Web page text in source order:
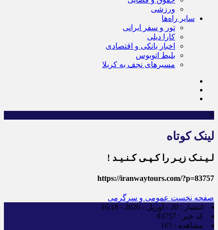
ورزشی
سایر راه‌ها
تور و سفر ایرانی
کارا دیلی
اخبار بانکی و اقتصادی
بلیط اتوبوس
مسیرهای نجف به کربلا
×
لینک کوتاه
لـیـنـک زیـر را کـپـی کـنـیـد !
https://iranwaytours.com/?p=83757
صفحه نخست عمومی و سرگرمی
انتشار : 20 - آوریل - 2026 - 16:18
کد خبر : 83757
مشاهده : 165